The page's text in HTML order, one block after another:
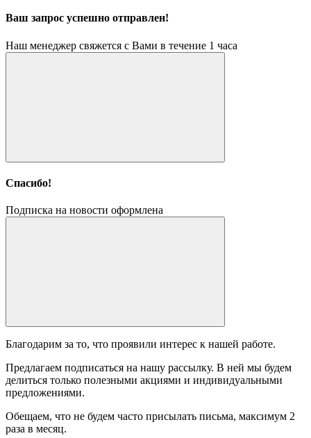
Ваш запрос успешно отправлен!
Наш менеджер свяжется с Вами в течение 1 часа
Спасибо!
Подписка на новости оформлена
Благодарим за то, что проявили интерес к нашей работе.
Предлагаем подписаться на нашу рассылку. В ней мы будем
делиться только полезными акциями и индивидуальными
предложениями.
Обещаем, что не будем часто присылать письма, максимум 2
раза в месяц.